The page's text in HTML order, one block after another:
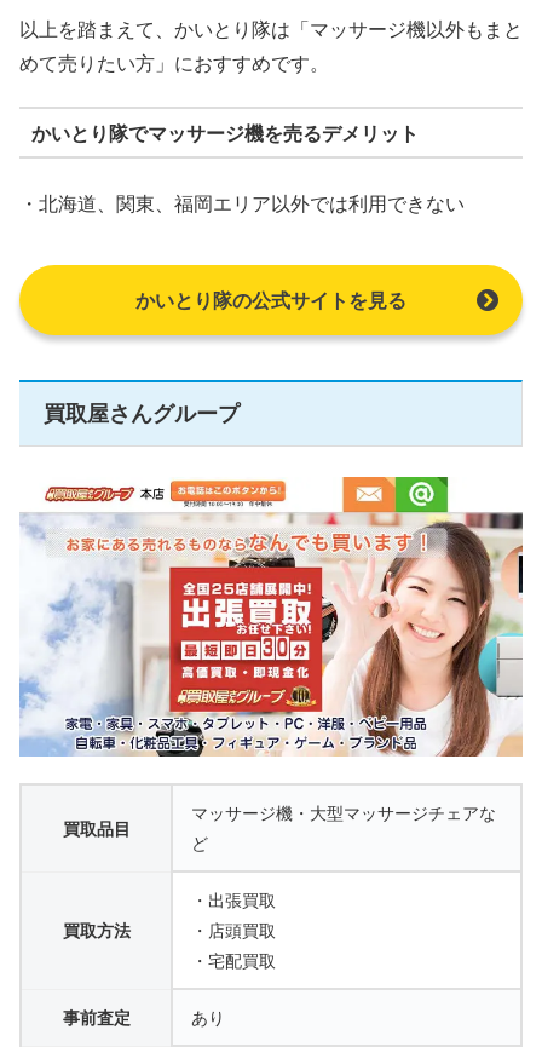
以上を踏まえて、かいとり隊は「マッサージ機以外もまと
めて売りたい方」におすすめです。
かいとり隊でマッサージ機を売るデメリット
・北海道、関東、福岡エリア以外では利用できない
かいとり隊の公式サイトを見る
買取屋さんグループ
買取品目
マッサージ機・大型マッサージチェアな
ど
買取方法
・出張買取
・店頭買取
・宅配買取
事前査定 あり